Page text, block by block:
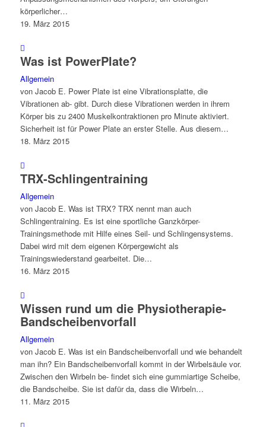
körperlicher…
19. März 2015
Was ist PowerPlate?
Allgemein
von Jacob E. Power Plate ist eine Vibrationsplatte, die
Vibrationen ab- gibt. Durch diese Vibrationen werden in ihrem
Körper bis zu 2400 Muskelkontraktionen pro Minute aktiviert.
Sicherheit ist für Power Plate an erster Stelle. Aus diesem…
18. März 2015
TRX-Schlingentraining
Allgemein
von Jacob E. Was ist TRX? TRX nennt man auch
Schlingentraining. Es ist eine sportliche Ganzkörper-
Trainingsmethode mit Hilfe eines Seil- und Schlingensystems.
Dabei wird mit dem eigenen Körpergewicht als
Trainingswiederstand gearbeitet. Die…
16. März 2015
Wissen rund um die Physiotherapie-
Bandscheibenvorfall
Allgemein
von Jacob E. Was ist ein Bandscheibenvorfall und wie behandelt
man ihn? Ein Bandscheibenvorfall kommt in der Wirbelsäule vor.
Zwischen den Wirbeln be- findet sich eine gummiartige Scheibe,
die Bandscheibe. Sie ist dafür da, dass die Wirbeln…
11. März 2015